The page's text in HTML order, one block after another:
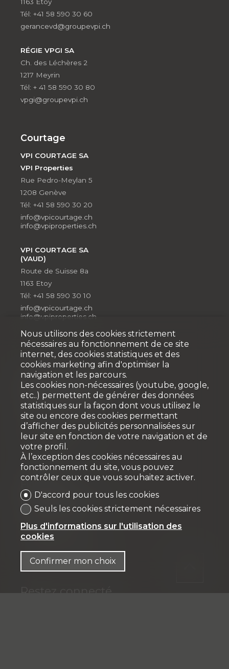
Tél: +41 58 590 30 60
gerancevd@groupevpi.ch
RÉGIE VPGI SA
Ch. des Léchères 2
1217 Meyrin
Tél: + 41 58 590 30 80
vpgi@groupevpi.ch
Courtage
VPI COURTAGE SA
VPI Properties
Rue Pedro-Meylan 5
1208 Genève
Tél: +41 58 590 30 20
info@vpicourtage.ch
info@vpiproperties.ch
VPI COURTAGE SA
(VAUD)
Route de Suisse 8a
1163 Etoy
Tél: +41 58 590 30 10
info@vpicourtage.ch
info@vpiproperties.ch
Développement
VPI DÉVELOPPEMENT SA
Rue Pedro-Meylan 5
1208 Genève
Tél: + 41 58 590 30 90
info@vpidev.ch
IFP MANAGEMENT SA
Rue Pedro-Meylan 5
1208 Genève
Tél: + 41 58 590 30 00
info@ifp-management.ch
Nous utilisons des cookies strictement
nécessaires au fonctionnement de ce site
internet, des cookies statistiques et des
cookies marketing afin d'optimiser la
navigation et les parcours.
Les cookies non-nécessaires (youtube, google,
etc..) permettent de générer des données
statistiques sur la façon dont vous utilisez le
site ou encore des cookies permettant
d’afficher des publicités personnalisées sur
leur site en fonction de votre navigation et de
votre profil.
À l’exception des cookies nécessaires au
fonctionnement du site, vous pouvez
contrôler ceux que vous souhaitez activer.
D'accord pour tous les cookies
Seuls les cookies strictement nécessaires
Plus d'informations sur l'utilisation des
cookies
Confirmer mon choix